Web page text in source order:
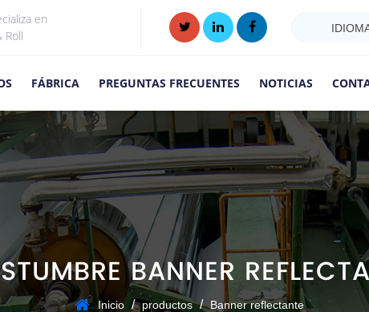
en
Roll
FÁBRICA PREGUNTAS FRECUENTES NOTICIAS
BANNER
Inicio / productos / Banner reflectante